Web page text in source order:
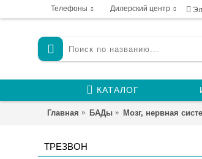
Телефоны Дилерский центр
КАТАЛОГ
Главная БАДы Мозг, нервная
ТРЕЗВОН